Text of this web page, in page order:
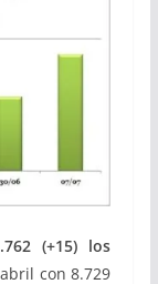
(+15) los
con 8.729